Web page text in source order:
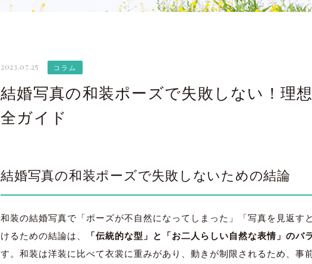
2023.07.25 コラム
結婚写真の和装ポーズで失敗しない！理
全ガイド
結婚写真の和装ポーズで失敗しないための結論
和装の結婚写真で「ポーズが不自然になってしまった」「写真を見返す
けるための結論は、
「伝統的な型」と「お二人らしい自然な表情」のバ
す。和装は洋装に比べて衣裳に重みがあり、動きが制限されるため、事